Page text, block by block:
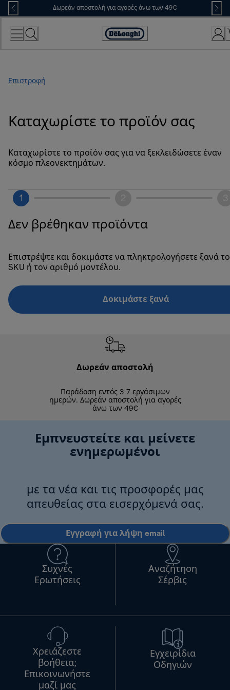
Skip
to
Content
Δωρεάν αποστολή για αγορές άνω των 49€
Accessibility
Επιστροφή
Καταχωρίστε το προϊόν σας
Καταχωρίστε το προϊόν σας για να ξεκλειδώσετε έναν
κόσμο πλεονεκτημάτων.
1
Δεν βρέθηκαν προϊόντα
Επιστρέψτε και δοκιμάστε να πληκτρολογήσετε ξανά το
SKU ή τον αριθμό μοντέλου.
Δοκιμάστε ξανά
Δωρεάν αποστολή
Παράδοση εντός 3-7 εργάσιμων
ημερών. Δωρεάν αποστολή για αγορές
άνω των 49€
Εμπνευστείτε και μείνετε
ενημερωμένοι
με τα νέα και τις προσφορές μας
απευθείας στα εισερχόμενά σας.
Εγγραφή για λήψη email
Συχνές
Ερωτήσεις
Αναζήτηση
Σέρβις
Χρειάζεστε
βοήθεια;
Επικοινωνήστε
μαζί μας
Εγχειρίδια
Οδηγιών